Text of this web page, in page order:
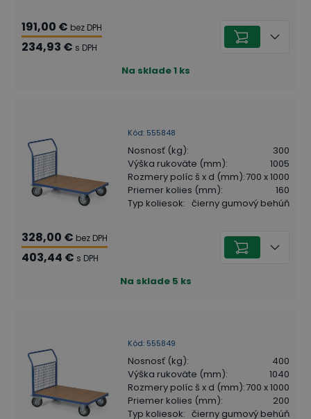
191,00 € bez DPH
234,93 € s DPH
Na sklade1 ks
Kód: 555848
Nosnosť (kg):
300
Výška rukoväte (mm):
1005
Rozmery políc š x d (mm):700 x 1000
Priemer kolies (mm):
160
Typ koliesok: čierny gumový behúň
328,00 € bez DPH
403,44 € s DPH
Na sklade 5 ks
Kód: 555849
Nosnosť (kg):
400
Výška rukoväte (mm):
1040
Rozmery políc š x d (mm):700 x 1000
Priemer kolies (mm):
200
Typ koliesok: čierny gumový behúň